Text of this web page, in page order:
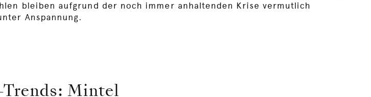
bleiben aufgrund der noch immer anhaltenden Krise vermutlich
Anspannung.
Trends: Mintel